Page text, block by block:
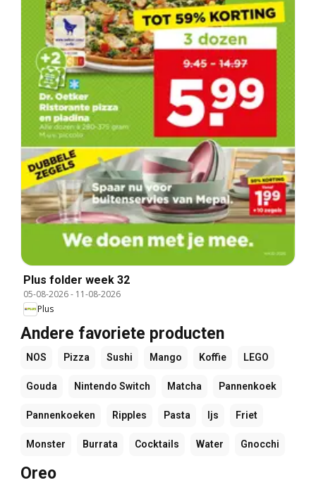
Plus folder week 32
05-08-2026- 11-08-2026
Plus
Andere favoriete producten
NOS Pizza Sushi Mango Koffie LEGO
Gouda Nintendo Switch Matcha Pannenkoek
Pannenkoeken Ripples Pasta Ijs Friet
Monster Burrata Cocktails Water Gnocchi
Oreo